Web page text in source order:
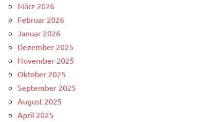
März 2026
Februar 2026
Januar 2026
Dezember 2025
November 2025
Oktober 2025
September 2025
August 2025
April 2025